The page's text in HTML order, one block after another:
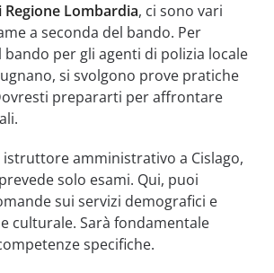
Regione Lombardia, ci sono vari
a seconda del bando. Per
bando per gli agenti di polizia locale
si svolgono prove pratiche
prepararti per affrontare
istruttore amministrativo a Cislago,
solo esami. Qui, puoi
sui servizi demografici e
culturale. Sarà fondamentale
specifiche.